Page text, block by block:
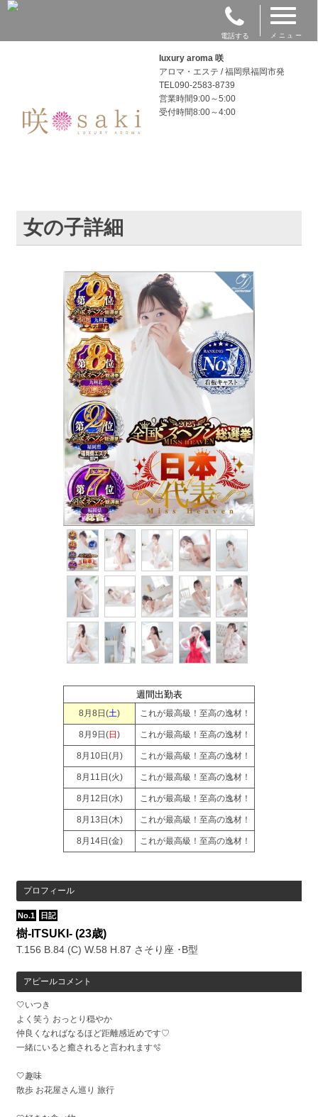
電話する メニュー
luxury aroma 咲
アロマ・エステ / 福岡県福岡市発
TEL090-2583-8739
営業時間9:00～5:00
受付時間8:00～4:00
女の子詳細
週間出勤表
8月8日(土) これが最高級！至高の逸材！
8月9日(日) これが最高級！至高の逸材！
8月10日(月) これが最高級！至高の逸材！
8月11日(火) これが最高級！至高の逸材！
8月12日(水) これが最高級！至高の逸材！
8月13日(木) これが最高級！至高の逸材！
8月14日(金) これが最高級！至高の逸材！
プロフィール
No.1 日記
樹-ITSUKI-(23歳)
T.156 B.84 (C) W.58 H.87 さそり座 ･B型
アピールコメント
🤍いつき
よく笑う おっとり穏やか
仲良くなればなるほど距離感近めです♡
一緒にいると癒されると言われます🫧
🤍趣味
散歩 お花屋さん巡り 旅行